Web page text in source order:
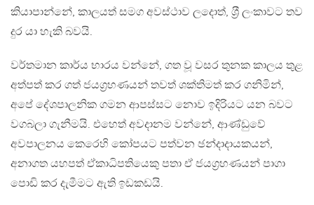
කියාපාන්නේ, කාලයත් සමග අවස්ථාව ලදොත්, ශ‍්‍රී ලංකාවට තව
දුර යා හැකි බවයි.
වර්තමාන කාර්ය භාරය වන්නේ, ගත වූ වසර තුනක කාලය තුළ
අත්පත් කර ගත් ජයග‍්‍රහණයන් තවත් ශක්තිමත් කර ගනිමින්,
අපේ දේශපාලනික ගමන ආපස්සට නොව ඉදිරියට යන බවට
වගබලා ගැනීමයි. එහෙත් අවදානම වන්නේ, ආණ්ඩුවේ
අවපාලනය කෙරෙහි කෝපයට පත්වන ඡන්දාදායකයන්,
අනාගත යහපත් ඒකාධිපතියෙකු පතා ඒ ජයග‍්‍රහණයන් පාගා
පොඩි කර දැමීමට ඇති ඉඩකඩයි.